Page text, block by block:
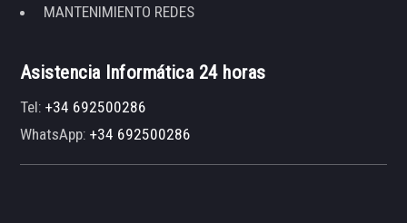
MANTENIMIENTO REDES
Asistencia Informática 24 horas
Tel:+34 692500286
WhatsApp:+34 692500286